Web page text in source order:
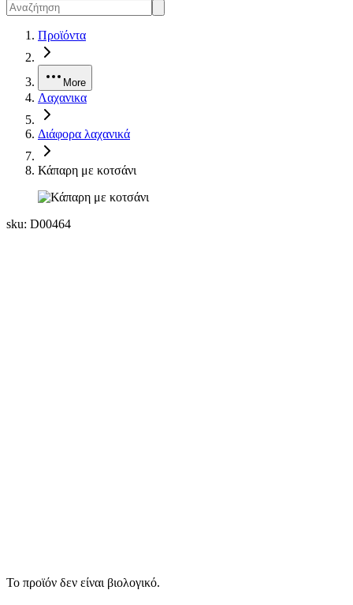
Προϊόντα
More
Λαχανικα
Διάφορα λαχανικά
Κάπαρη με κοτσάνι
sku: D00464
Το προϊόν δεν είναι βιολογικό.